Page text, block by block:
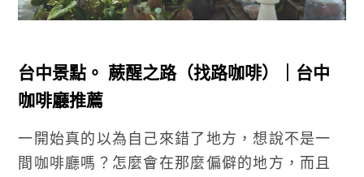
台中景點。 蕨醒之路（找路咖啡）｜台中
咖啡廳推薦
一開始真的以為自己來錯了地方，想說不是一
間咖啡廳嗎？怎麼會在那麼偏僻的地方，而且